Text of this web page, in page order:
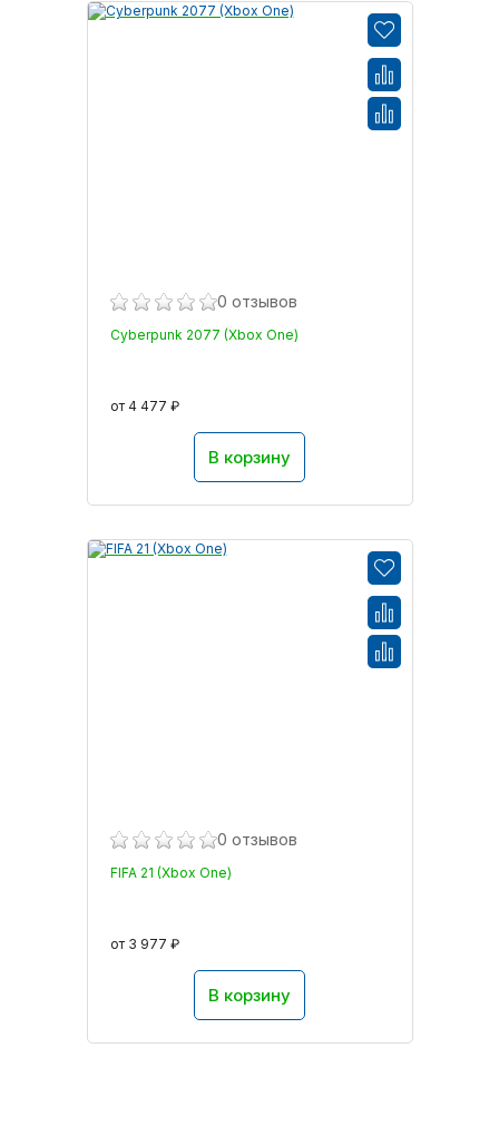
0 отзывов
Cyberpunk 2077 (Xbox One)
от 4 477 ₽
В корзину
0 отзывов
FIFA 21 (Xbox One)
от 3 977 ₽
В корзину